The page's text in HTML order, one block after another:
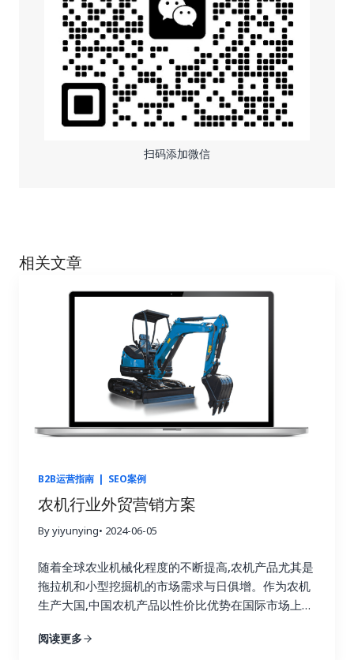
扫码添加微信
相关文章
B2B运营指南 | SEO案例
农机行业外贸营销方案
By yiyunying• 2024-06-05
随着全球农业机械化程度的不断提高,农机产品尤其是
拖拉机和小型挖掘机的市场需求与日俱增。作为农机
生产大国,中国农机产品以性价比优势在国际市场上极
化销售,成为制约中国农机企业拓展国际市场的关键瓶
阅读更多